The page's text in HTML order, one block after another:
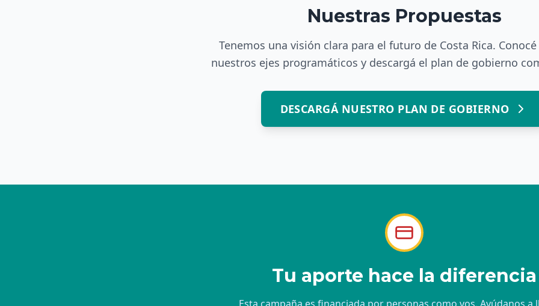
Nuestras Propuestas
Tenemos una visión clara para el futuro de Costa Rica.
nuestros ejes programáticos y descargá el plan de gobierno
DESCARGÁ NUESTRO PLAN DE GOBIERNO
Tu aporte hace la diferencia